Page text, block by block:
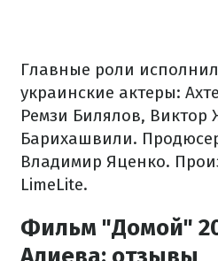
Главные роли
украинские актеры:
Ремзи Билялов, Виктор
Барихашвили.
Владимир Яценко.
LimeLite.
Фильм "Домой"